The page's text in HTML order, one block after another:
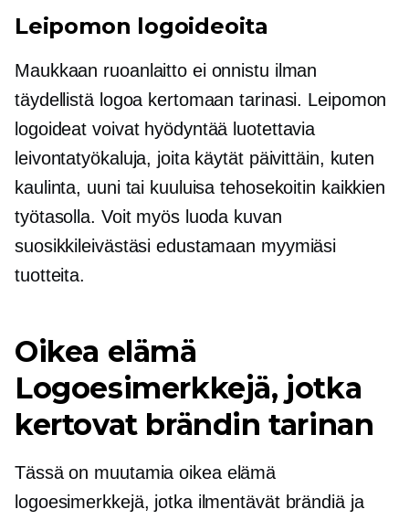
Leipomon logoideoita
Maukkaan ruoanlaitto ei onnistu ilman
täydellistä logoa kertomaan tarinasi. Leipomon
logoideat voivat hyödyntää luotettavia
leivontatyökaluja, joita käytät päivittäin, kuten
kaulinta, uuni tai kuuluisa tehosekoitin kaikkien
työtasolla. Voit myös luoda kuvan
suosikkileivästäsi edustamaan myymiäsi
tuotteita.
Oikea elämä
Logoesimerkkejä, jotka
kertovat brändin tarinan
Tässä on muutamiaoikea elämä
logoesimerkkejä, jotka ilmentävät brändiä ja